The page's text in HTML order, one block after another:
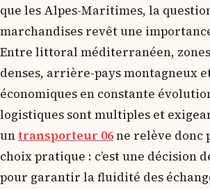
que les Alpes-Maritimes, la
marchandises revêt une
Entre littoral méditerranéen,
denses, arrière-pays montagneux
économiques en constante
logistiques sont multiples et
untransporteur 06ne relève donc
choix pratique : c’est une décision
pour garantir la fluidité des